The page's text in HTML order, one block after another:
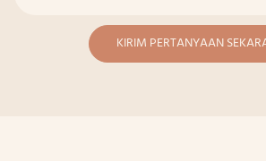
KIRIM PERTANYAAN